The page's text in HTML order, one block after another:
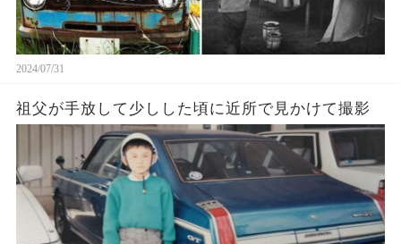
2024/07/31
祖父が手放して少しした頃に近所で見かけて撮影